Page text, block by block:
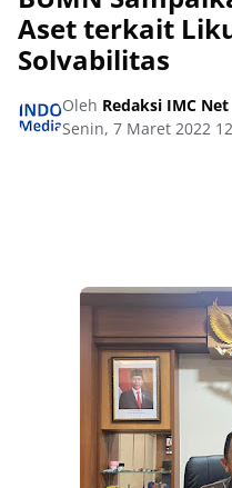
Aset terkait
Solvabilitas
Oleh Redaksi IMC Net
Senin, 7 Maret 2022